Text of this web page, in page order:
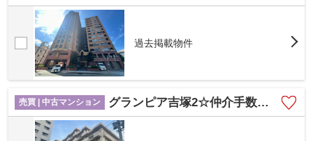
過去掲載物件
売買 | 中古マンション グランピア吉塚2☆仲介手数料無料☆